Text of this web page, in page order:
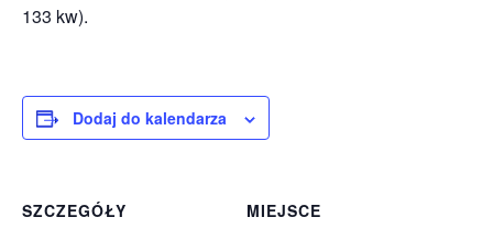
133 kw).
Dodaj do kalendarza
SZCZEGÓŁY
MIEJSCE